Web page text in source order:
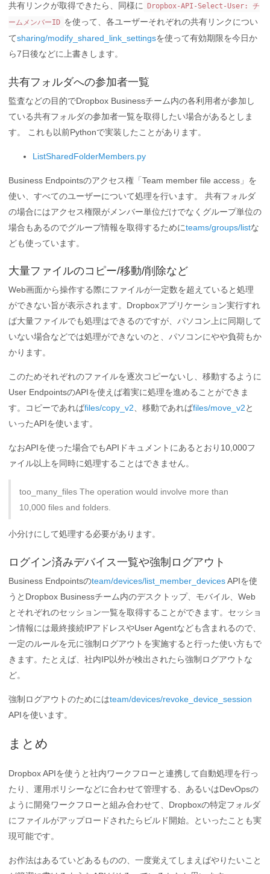
共有リンクが取得できたら、同様に
Dropbox-API-Select-User: チ
ームメンバーID を使って、各ユーザーそれぞれの共有リンクについ
てsharing/modify_shared_link_settingsを使って有効期限を今日か
ら7日後などに上書きします。
共有フォルダへの参加者一覧
監査などの目的でDropbox Businessチーム内の各利用者が参加し
ている共有フォルダの参加者一覧を取得したい場合があるとしま
す。 これも以前Pythonで実装したことがあります。
ListSharedFolderMembers.py
Business Endpointsのアクセス権「Team member file access」を
使い、すべてのユーザーについて処理を行います。 共有フォルダ
の場合にはアクセス権限がメンバー単位だけでなくグループ単位の
場合もあるのでグループ情報を取得するためにteams/groups/listな
ども使っています。
大量ファイルのコピー/移動/削除など
Web画面から操作する際にファイルが一定数を超えていると処理
ができない旨が表示されます。Dropboxアプリケーション実行すれ
ば大量ファイルでも処理はできるのですが、パソコン上に同期して
いない場合などでは処理ができないのと、パソコンにやや負荷もか
かります。
このためそれぞれのファイルを逐次コピーないし、移動するように
User EndpointsのAPIを使えば着実に処理を進めることができま
す。コピーであればfiles/copy_v2、移動であればfiles/move_v2と
いったAPIを使います。
なおAPIを使った場合でもAPIドキュメントにあるとおり10,000フ
ァイル以上を同時に処理することはできません。
too_many_files The operation would involve more than
10,000 files and folders.
小分けにして処理する必要があります。
ログイン済みデバイス一覧や強制ログアウト
Business Endpointsのteam/devices/list_member_devicesAPIを使
うとDropbox Businessチーム内のデスクトップ、モバイル、Web
とそれぞれのセッション一覧を取得することができます。セッショ
ン情報には最終接続IPアドレスやUser Agentなども含まれるので、
一定のルールを元に強制ログアウトを実施すると行った使い方もで
きます。たとえば、社内IP以外が検出されたら強制ログアウトな
ど。
強制ログアウトのためにはteam/devices/revoke_device_session
APIを使います。
まとめ
Dropbox APIを使うと社内ワークフローと連携して自動処理を行っ
たり、運用ポリシーなどに合わせて管理する、あるいはDevOpsの
ように開発ワークフローと組み合わせて、Dropboxの特定フォルダ
にファイルがアップロードされたらビルド開始。といったことも実
現可能です。
お作法はあるていどあるものの、一度覚えてしまえばやりたいこと